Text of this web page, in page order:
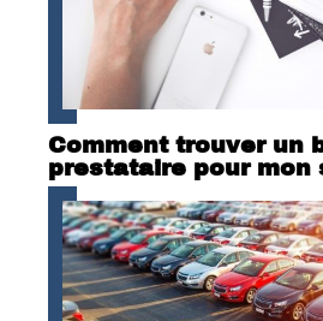
Comment trouver un
prestataire pour mon